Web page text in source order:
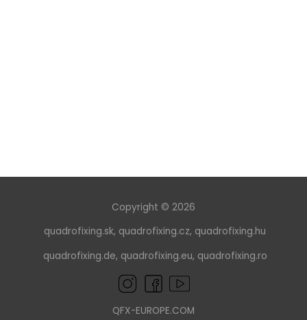
Copyright © 2026
quadrofixing.sk, quadrofixing.cz, quadrofixing.hu
quadrofixing.de, quadrofixing.eu, quadrofixing.ro
QFX-EUROPE.COM